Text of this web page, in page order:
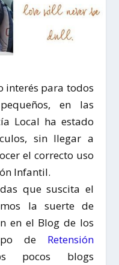
interés para todos
en las
Local ha estado
sin llegar a
el correcto uso
Infantil.
que suscita el
la suerte de
en el Blog de los
de Retensión
blogs